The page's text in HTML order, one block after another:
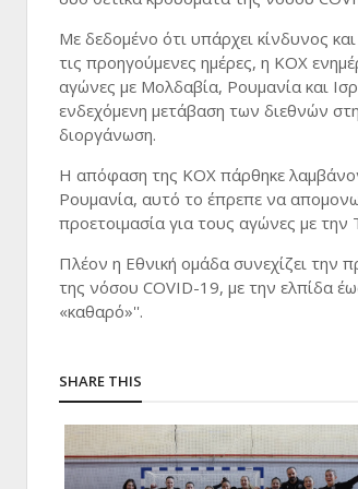
Με δεδομένο ότι υπάρχει κίνδυνος
τις προηγούμενες ημέρες, η ΚΟΧ
αγώνες με Μολδαβία, Ρουμανία και
ενδεχόμενη μετάβαση των διεθνών
διοργάνωση.
Η απόφαση της ΚΟΧ πάρθηκε
Ρουμανία, αυτό το έπρεπε να
προετοιμασία για τους αγώνες με
Πλέον η Εθνική ομάδα συνεχίζει την
της νόσου COVID-19, με την ελπίδα
«καθαρό»''.
SHARE THIS